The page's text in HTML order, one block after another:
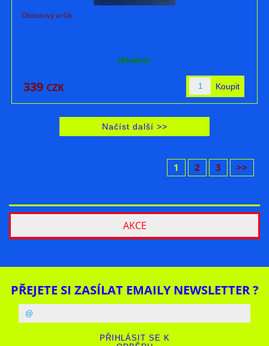
Obtiskový aršík.
skladem
339 CZK
1 2 3 >>
AKCE
PŘEJETE SI ZASÍLAT EMAILY NEWSLETTER ?